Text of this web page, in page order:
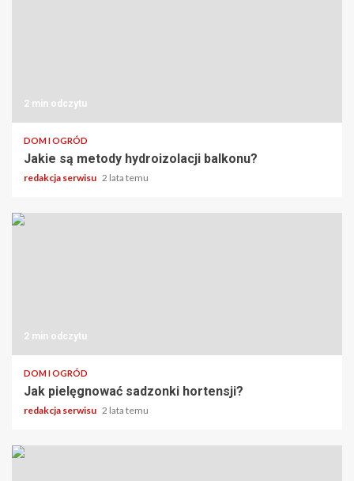
2 min odczytu
DOM I OGRÓD
Jakie są metody hydroizolacji balkonu?
redakcja serwisu 2 lata temu
2 min odczytu
DOM I OGRÓD
Jak pielęgnować sadzonki hortensji?
redakcja serwisu 2 lata temu